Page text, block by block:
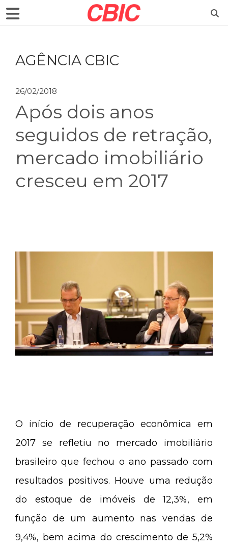
AGÊNCIA CBIC
26/02/2018
Após dois anos
seguidos de retração,
mercado imobiliário
cresceu em 2017
O início de recuperação econômica em
2017 se refletiu no mercado imobiliário
brasileiro que fechou o ano passado com
resultados positivos. Houve uma redução
do estoque de imóveis de 12,3%, em
função de um aumento nas vendas de
9,4%, bem acima do crescimento de 5,2%